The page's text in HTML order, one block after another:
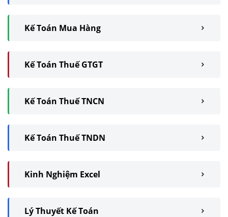
Kế Toán Mua Hàng
Kế Toán Thuế GTGT
Kế Toán Thuế TNCN
Kế Toán Thuế TNDN
Kinh Nghiệm Excel
Lý Thuyết Kế Toán